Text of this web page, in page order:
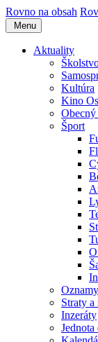
Rovno na obsah
Menu
Aktuality
Kultúra
Kino
Šport
Oznamy
Straty a
Inzeráty